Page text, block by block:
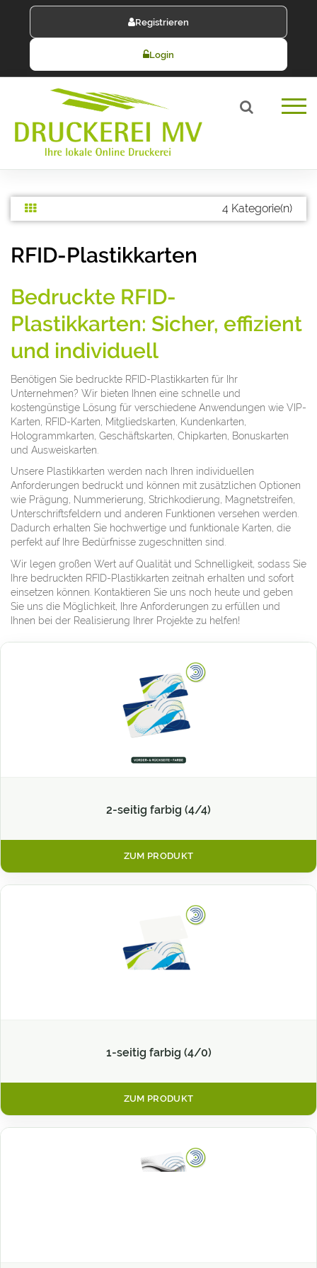
Registrieren
Login
4 Kategorie(n)
RFID-Plastikkarten
Bedruckte RFID-
Plastikkarten: Sicher, effizient
und individuell
Benötigen Sie bedruckte RFID-Plastikkarten für Ihr
Unternehmen? Wir bieten Ihnen eine schnelle und
kostengünstige Lösung für verschiedene Anwendungen wie VIP-
Karten, RFID-Karten, Mitgliedskarten, Kundenkarten,
Hologrammkarten, Geschäftskarten, Chipkarten, Bonuskarten
und Ausweiskarten.
Unsere Plastikkarten werden nach Ihren individuellen
Anforderungen bedruckt und können mit zusätzlichen Optionen
wie Prägung, Nummerierung, Strichkodierung, Magnetstreifen,
Unterschriftsfeldern und anderen Funktionen versehen werden.
Dadurch erhalten Sie hochwertige und funktionale Karten, die
perfekt auf Ihre Bedürfnisse zugeschnitten sind.
Wir legen großen Wert auf Qualität und Schnelligkeit, sodass Sie
Ihre bedruckten RFID-Plastikkarten zeitnah erhalten und sofort
einsetzen können. Kontaktieren Sie uns noch heute und geben
Sie uns die Möglichkeit, Ihre Anforderungen zu erfüllen und
Ihnen bei der Realisierung Ihrer Projekte zu helfen!
2-seitig farbig (4/4)
ZUM PRODUKT
1-seitig farbig (4/0)
ZUM PRODUKT